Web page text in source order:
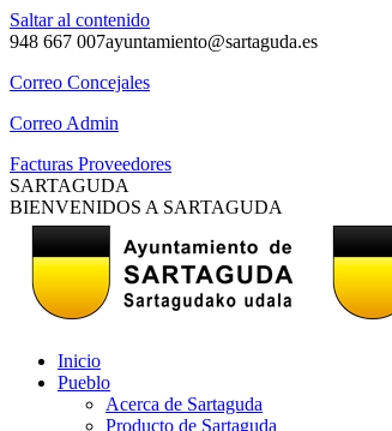
Saltar al contenido
948 667 007ayuntamiento@sartaguda.es
Correo Concejales
Correo Admin
Facturas Proveedores
SARTAGUDA
BIENVENIDOS A SARTAGUDA
Inicio
Pueblo
Acerca de Sartaguda
Producto de Sartaguda